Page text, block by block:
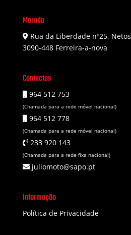
Morada
Rua da Liberdade nº25, Netos
3090-448 Ferreira-a-nova
Contactos
964 512 753
(Chamada para a rede móvel nacional)
964 512 778
(Chamada para a rede móvel nacional)
233 920 143
(Chamada para a rede fixa nacional)
juliomoto@sapo.pt
Informação
Política de Privacidade